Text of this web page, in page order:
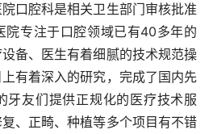
口腔科是相关卫生部门审核批准
院专注于口腔领域已有40多年的
备、医生有着细腻的技术规范操
有着深入的研究，完成了国内先
牙友们提供正规化的医疗技术服
、正畸、种植等多个项目有不错